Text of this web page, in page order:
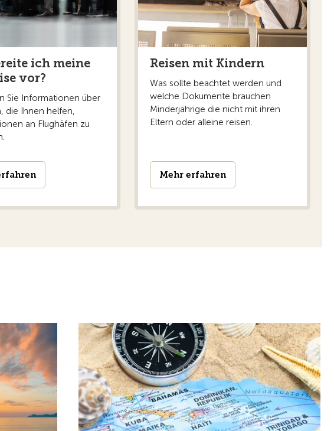
ich meine
vor?
Sie Informationen über
die Ihnen helfen,
an Flughäfen zu
Reisen mit Kindern
Was sollte beachtet werden und
welche Dokumente brauchen
Minderjährige die nicht mit ihren
Eltern oder alleine reisen.
Mehr erfahren